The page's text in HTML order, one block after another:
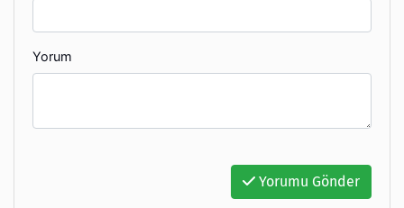
Yorum
Yorumu Gönder